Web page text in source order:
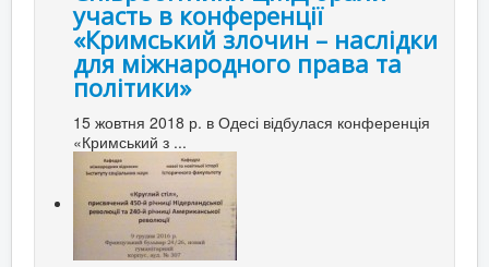
участь в конференції
«Кримський злочин – наслідки
для міжнародного права та
політики»
15 жовтня 2018 р. в Одесі відбулася конференція
«Кримський з ...